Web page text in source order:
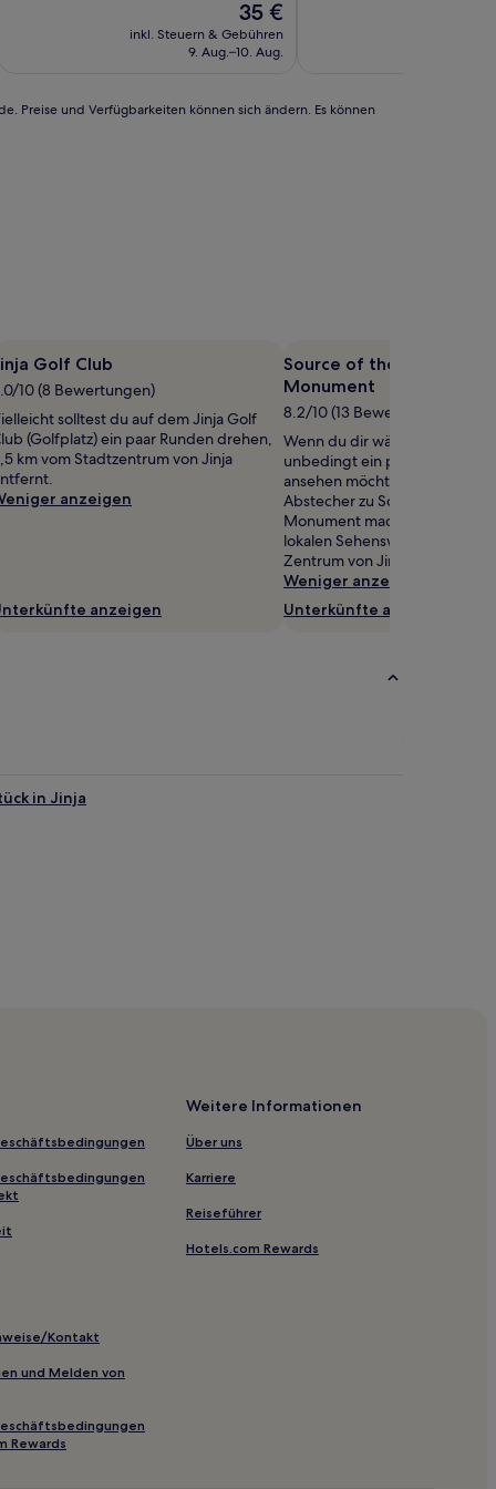
Der
Preis
beträgt
35 €
inkl. Steuern & Gebühren
9. Aug.–10. Aug.
Preise und Verfügbarkeiten können sich ändern. Es können
Golf Club
10 (8 Bewertungen)
solltest du auf dem Jinja Golf
(Golfplatz) ein paar Runden drehen,
km vom Stadtzentrum von Jinja
anzeigen
anzeigen
Source of the Nile -
Monument
8.2/10 (13 Bewertungen)
Wenn du dir während deiner
unbedingt ein paar
ansehen möchtest, solltest du
Abstecher zu Source of the
Monument machen – nur eine
lokalen Sehenswürdigkeiten,
Zentrum von Jinja entfernt.
Weniger anzeigen
Unterkünfte anzeigen
in Jinja
Kontakt
und Melden von
Rewards
Weitere Informationen
Über uns
Karriere
Reiseführer
Hotels.com Rewards